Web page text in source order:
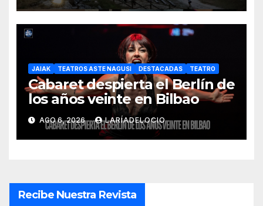
JAIAK TEATROS ASTE NAGUSI DESTACADAS TEATRO
Cabaret despierta el Berlín de
los años veinte en Bilbao
AGO 6, 2026 LARÍADELOCIO
Recibe Nuestra Revista